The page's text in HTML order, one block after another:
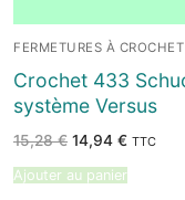
FERMETURES À CROCHET
Crochet 433
système Versus
15,28€ Le
prix
initial
était :
14,94 €Le
actuel
est :
TTC
Ajouter au panier